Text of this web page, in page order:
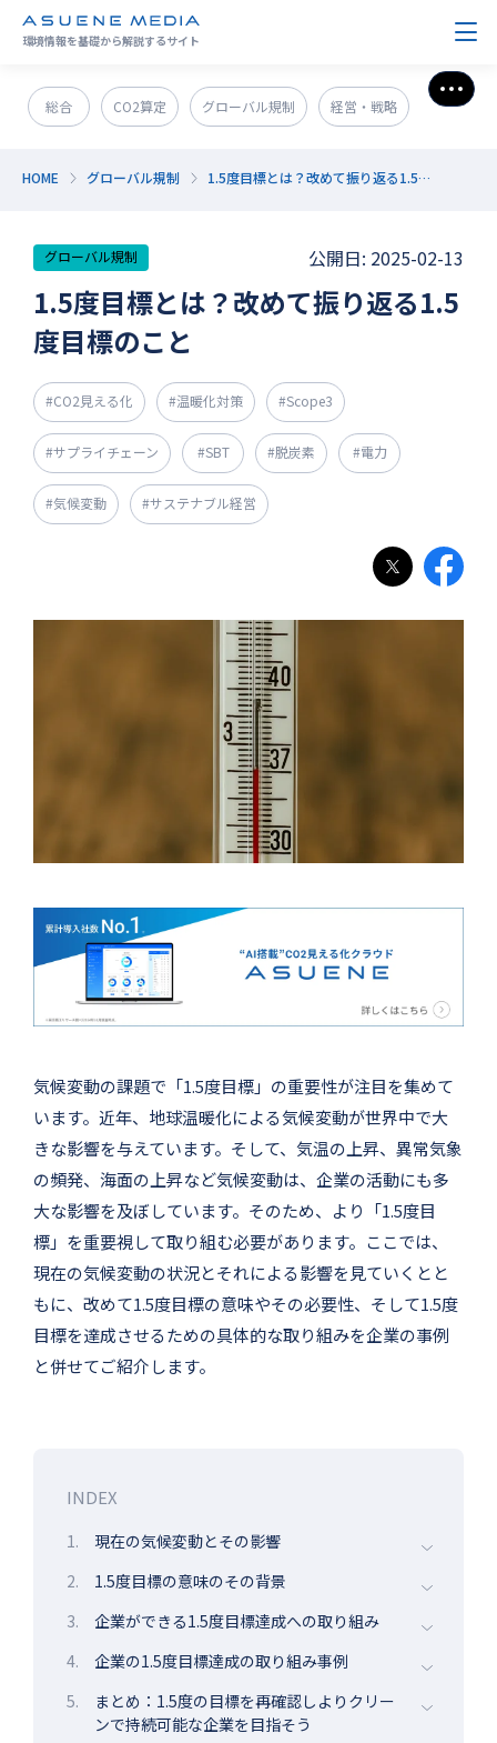
環境情報を基礎から解説するサイト
総合 CO2算定 グローバル規制 経営・戦略
CO2削減 GX人材・スキル その他
さら
HOME グローバル規制 1.5度目標とは？改めて振り返る1.5度目標のこと
グローバル規制 公開日: 2025-02-13
1.5度目標とは？改めて振り返る1.5
度目標のこと
#CO2見える化 #温暖化対策 #Scope3
#サプライチェーン #SBT #脱炭素 #電力
#気候変動 #サステナブル経営
気候変動の課題で「1.5度目標」の重要性が注目を集めて
います。近年、地球温暖化による気候変動が世界中で大
きな影響を与えています。そして、気温の上昇、異常気象
の頻発、海面の上昇など気候変動は、企業の活動にも多
大な影響を及ぼしています。そのため、より「1.5度目
標」を重要視して取り組む必要があります。ここでは、
現在の気候変動の状況とそれによる影響を見ていくとと
もに、改めて1.5度目標の意味やその必要性、そして1.5度
目標を達成させるための具体的な取り組みを企業の事例
と併せてご紹介します。
INDEX
1.
現在の気候変動とその影響
2.
1.5度目標の意味のその背景
3.
企業ができる1.5度目標達成への取り組み
4.
企業の1.5度目標達成の取り組み事例
5.
まとめ：1.5度の目標を再確認しよりクリー
ンで持続可能な企業を目指そう